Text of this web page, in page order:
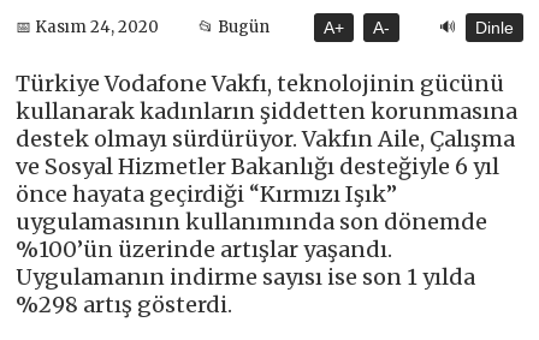
📅 Kasım 24, 2020 📂 Bugün A+ A- 🔊 Dinle
Türkiye Vodafone Vakfı, teknolojinin gücünü
kullanarak kadınların şiddetten korunmasına
destek olmayı sürdürüyor. Vakfın Aile, Çalışma
ve Sosyal Hizmetler Bakanlığı desteğiyle 6 yıl
önce hayata geçirdiği “Kırmızı Işık”
uygulamasının kullanımında son dönemde
%100’ün üzerinde artışlar yaşandı.
Uygulamanın indirme sayısı ise son 1 yılda
%298 artış gösterdi.